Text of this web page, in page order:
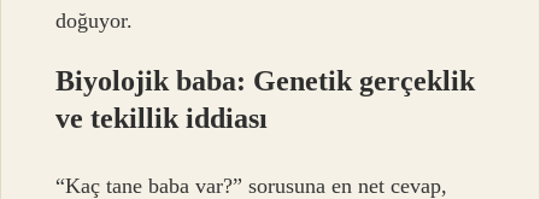
doğuyor.
Biyolojik baba: Genetik gerçeklik
ve tekillik iddiası
“Kaç tane baba var?” sorusuna en net cevap,